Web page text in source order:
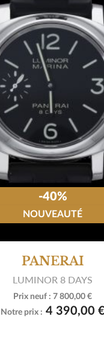
PANERAI
LUMINOR 8 DAYS
Prix neuf : 7 800,00 €
Notre prix : 4 390,00 €
-40%
NOUVEAUTÉ
 Voir le produit